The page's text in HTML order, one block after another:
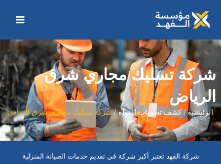
المحتوى
شركة تسليك مجاري شرق
الرياض
الرئيسية كشف تسربات المياة شركة تسليك مجاري شرق الرياض
شركة الفهد تعتبر أكبر شركة في تقديم خدمات الصيانة المنزلية